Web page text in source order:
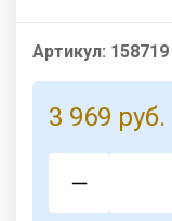
Артикул: 158719
3 969 руб.